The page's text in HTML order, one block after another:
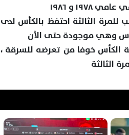
اللقب للمرة الثالثة احتفظ بالكأس لدى
وهي موجودة حتى الآن
الكأس خوفا من تعرضه للسرقة ،
الثالثة